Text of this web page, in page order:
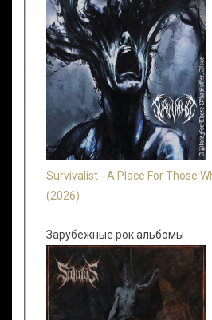
Survivalist - A Place For Those
(2026)
Зарубежные рок альбомы